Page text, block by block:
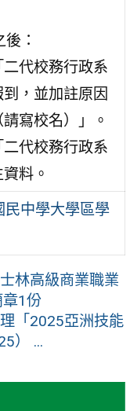
：
代校務行政系
，並加註原因
寫校名）」。
代校務行政系
料。
中學大學區學
林高級商業職業
1份
「2025亞洲技能
） ...